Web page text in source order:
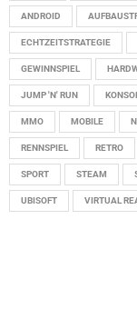
ANDROID
ECHTZEITSTRATEGIE
GEWINNSPIEL
JUMP 'N' RUN
MMO MOBILE
RENNSPIEL RETRO
SPORT STEAM
UBISOFT VIRTUAL